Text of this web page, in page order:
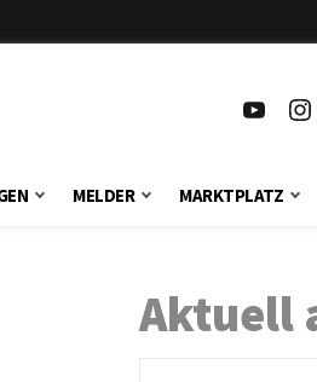
MELDER MARKTPLATZ
Aktuell